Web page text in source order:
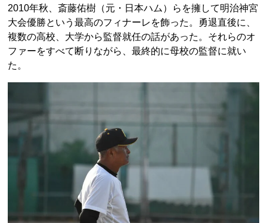
2010年秋、斎藤佑樹（元・日本ハム）らを擁して明治神宮
大会優勝という最高のフィナーレを飾った。勇退直後に、
複数の高校、大学から監督就任の話があった。それらのオ
ファーをすべて断りながら、最終的に母校の監督に就い
た。